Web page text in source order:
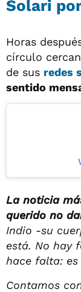
Solari
Horas
círculo
de sus redes
sentido
La noticia
querido no
Indio -su
está. No hay
hace falta: es
Contamos